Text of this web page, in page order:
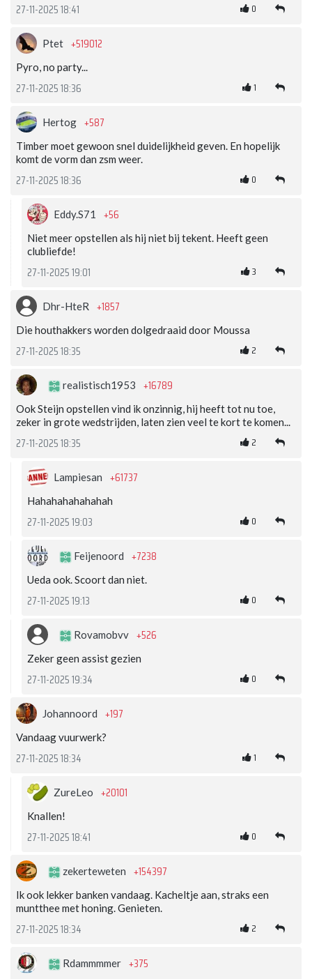
27-11-2025 18:41 0
Ptet +519012
Pyro, no party...
27-11-2025 18:36 1
Hertog +587
Timber moet gewoon snel duidelijkheid geven. En hopelijk
komt de vorm dan zsm weer.
27-11-2025 18:36 0
Eddy.S71 +56
Niet meer opstellen als hij niet bij tekent. Heeft geen
clubliefde!
27-11-2025 19:01 3
Dhr-HteR +1857
Die houthakkers worden dolgedraaid door Moussa
27-11-2025 18:35 2
realistisch1953 +16789
Ook Steijn opstellen vind ik onzinnig, hij heeft tot nu toe,
zeker in grote wedstrijden, laten zien veel te kort te komen...
27-11-2025 18:35 2
Lampiesan +61737
Hahahahahahahah
27-11-2025 19:03 0
Feijenoord +7238
Ueda ook. Scoort dan niet.
27-11-2025 19:13 0
Rovamobvv +526
Zeker geen assist gezien
27-11-2025 19:34 0
Johannoord +197
Vandaag vuurwerk?
27-11-2025 18:34 1
ZureLeo +20101
Knallen!
27-11-2025 18:41 0
zekerteweten +154397
Ik ook lekker banken vandaag. Kacheltje aan, straks een
muntthee met honing. Genieten.
27-11-2025 18:34 2
Rdammmmer +375